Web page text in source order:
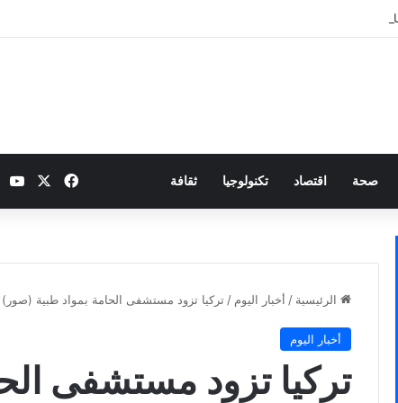
بطموح التأهل إلى ثمن النهائي
صحة اقتصاد تكنولوجيا ثقافة فيسبوك
الرئيسية / أخبار اليوم / تركيا تزود مستشفى الحامة بمواد طبية (صور)
أخبار اليوم
تركيا تزود مستشفى